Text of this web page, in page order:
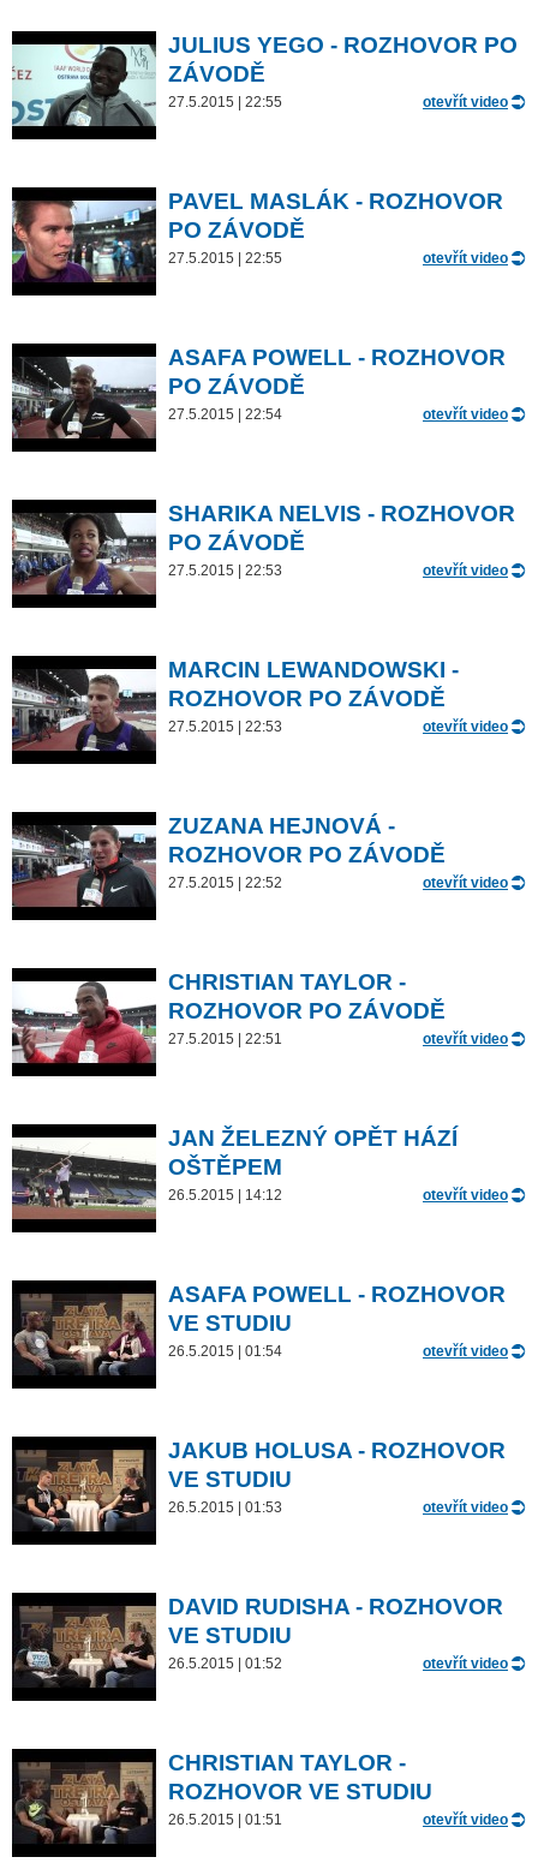
JULIUS YEGO - ROZHOVOR PO
ZÁVODĚ
27.5.2015 | 22:55 otevřít video
PAVEL MASLÁK - ROZHOVOR
PO ZÁVODĚ
27.5.2015 | 22:55 otevřít video
ASAFA POWELL - ROZHOVOR
PO ZÁVODĚ
27.5.2015 | 22:54 otevřít video
SHARIKA NELVIS - ROZHOVOR
PO ZÁVODĚ
27.5.2015 | 22:53 otevřít video
MARCIN LEWANDOWSKI -
ROZHOVOR PO ZÁVODĚ
27.5.2015 | 22:53 otevřít video
ZUZANA HEJNOVÁ -
ROZHOVOR PO ZÁVODĚ
27.5.2015 | 22:52 otevřít video
CHRISTIAN TAYLOR -
ROZHOVOR PO ZÁVODĚ
27.5.2015 | 22:51 otevřít video
JAN ŽELEZNÝ OPĚT HÁZÍ
OŠTĚPEM
26.5.2015 | 14:12 otevřít video
ASAFA POWELL - ROZHOVOR
VE STUDIU
26.5.2015 | 01:54 otevřít video
JAKUB HOLUSA - ROZHOVOR
VE STUDIU
26.5.2015 | 01:53 otevřít video
DAVID RUDISHA - ROZHOVOR
VE STUDIU
26.5.2015 | 01:52 otevřít video
CHRISTIAN TAYLOR -
ROZHOVOR VE STUDIU
26.5.2015 | 01:51 otevřít video